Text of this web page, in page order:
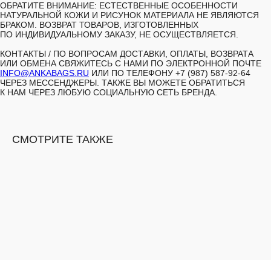
ОБРАТИТЕ ВНИМАНИЕ: ЕСТЕСТВЕННЫЕ ОСОБЕННОСТИ
НАТУРАЛЬНОЙ КОЖИ И РИСУНОК МАТЕРИАЛА НЕ ЯВЛЯЮТСЯ
БРАКОМ. ВОЗВРАТ ТОВАРОВ, ИЗГОТОВЛЕННЫХ
ПО ИНДИВИДУАЛЬНОМУ ЗАКАЗУ, НЕ ОСУЩЕСТВЛЯЕТСЯ.
КОНТАКТЫ / ПО ВОПРОСАМ ДОСТАВКИ, ОПЛАТЫ, ВОЗВРАТА
ИЛИ ОБМЕНА СВЯЖИТЕСЬ С НАМИ ПО ЭЛЕКТРОННОЙ ПОЧТЕ
INFO@ANKABAGS.RU ИЛИ ПО ТЕЛЕФОНУ +7 (987) 587-92-64
ЧЕРЕЗ МЕССЕНДЖЕРЫ. ТАКЖЕ ВЫ МОЖЕТЕ ОБРАТИТЬСЯ
К НАМ ЧЕРЕЗ ЛЮБУЮ СОЦИАЛЬНУЮ СЕТЬ БРЕНДА.
СМОТРИТЕ ТАКЖЕ